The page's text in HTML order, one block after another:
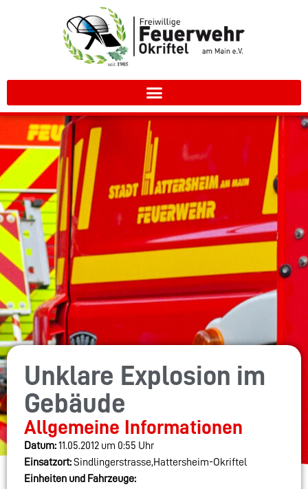
Unklare Explosion im
Gebäude
Allgemeine Informationen
Datum:11.05.2012 um 0:55 Uhr
Einsatzort:Sindlingerstrasse,Hattersheim-Okriftel
Einheiten und Fahrzeuge: